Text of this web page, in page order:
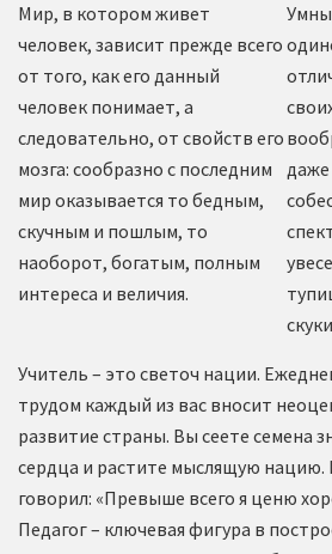
Мир, в котором живет
человек, зависит прежде всего
от того, как его данный
человек понимает, а
следовательно, от свойств его
мозга: сообразно с последним
мир оказывается то бедным,
скучным и пошлым, то
наоборот, богатым, полным
интереса и величия.
даже
Учитель – это светоч нации.
трудом каждый из вас вносит
развитие страны. Вы сеете семена
сердца и растите мыслящую
говорил: «Превыше всего я ценю
Педагог – ключевая фигура в